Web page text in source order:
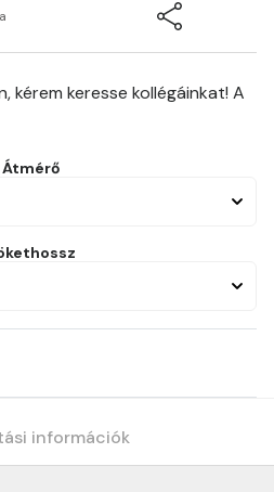
kérem keresse kollégáinkat! A
Átmérő
információk